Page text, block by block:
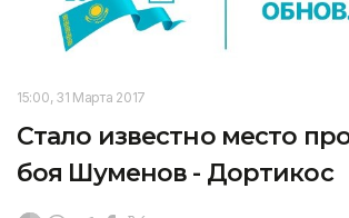
15:00, 31 Марта 2017
Стало известно место
боя Шуменов - Дортикос